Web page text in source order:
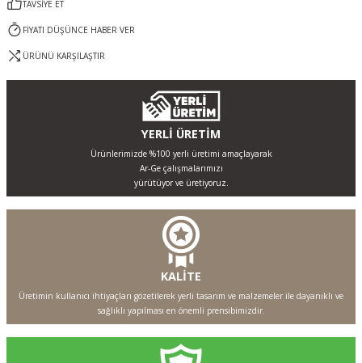
TAVSİYE ET
FİYATI DÜŞÜNCE HABER VER
ÜRÜNÜ KARŞILAŞTIR
YERLİ ÜRETİM
Ürünlerimizde %100 yerli üretimi amaçlayarak
Ar-Ge çalışmalarımızı
yürütüyor ve üretiyoruz.
KALİTE
Üretimin kullanıcı ihtiyaçları gözetilerek yerli tasarım ve malzemeler ile dayanıklı ve
sağlıklı yapılması en önemli prensibimizdir.